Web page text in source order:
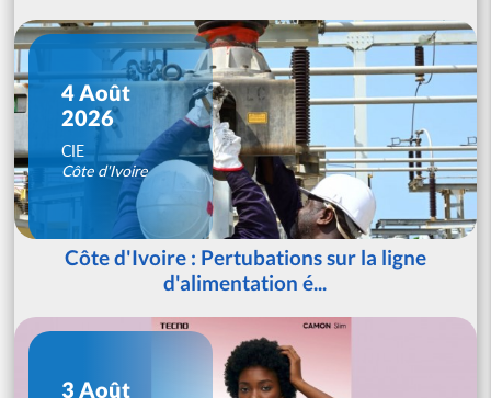
4 Août
2026
CIE
Côte d'Ivoire
Côte d'Ivoire : Pertubations sur la ligne
d'alimentation é...
3 Août